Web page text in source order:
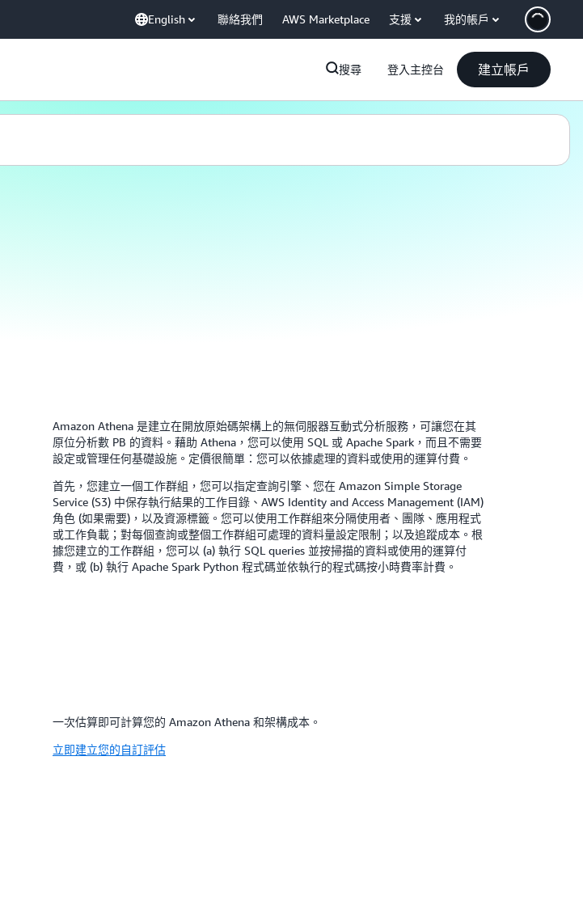
English 聯絡我們 AWS Marketplace 支援 我的帳戶
搜尋 登入主控台 建立帳戶
Amazon Athena 是建立在開放原始碼架構上的無伺服器互動式分析服務，可讓您在其
原位分析數 PB 的資料。藉助 Athena，您可以使用 SQL 或 Apache Spark，而且不需要
設定或管理任何基礎設施。定價很簡單：您可以依據處理的資料或使用的運算付費。
首先，您建立一個工作群組，您可以指定查詢引擎、您在 Amazon Simple Storage
Service (S3) 中保存執行結果的工作目錄、AWS Identity and Access Management (IAM)
角色 (如果需要)，以及資源標籤。您可以使用工作群組來分隔使用者、團隊、應用程式
或工作負載；對每個查詢或整個工作群組可處理的資料量設定限制；以及追蹤成本。根
據您建立的工作群組，您可以 (a) 執行 SQL queries 並按掃描的資料或使用的運算付
費，或 (b) 執行 Apache Spark Python 程式碼並依執行的程式碼按小時費率計費。
一次估算即可計算您的 Amazon Athena 和架構成本。
立即建立您的自訂評估